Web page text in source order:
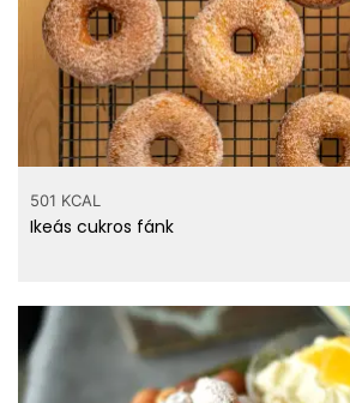
501 KCAL
Ikeás cukros fánk